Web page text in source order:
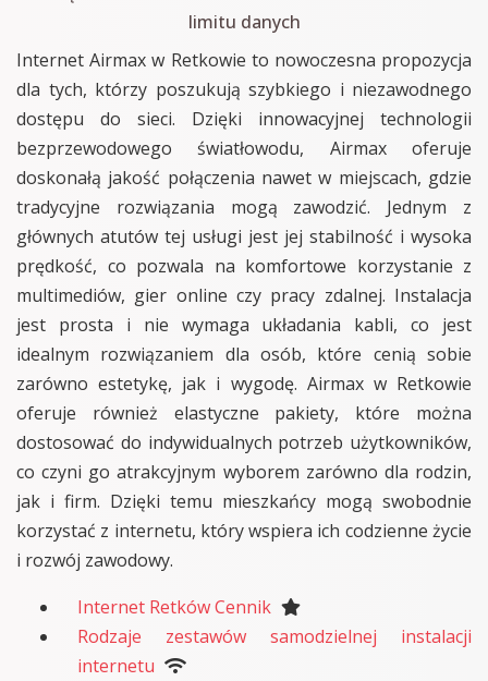
limitu danych
Internet Airmax w Retkowie to nowoczesna propozycja
dla tych, którzy poszukują szybkiego i niezawodnego
dostępu do sieci. Dzięki innowacyjnej technologii
bezprzewodowego światłowodu, Airmax oferuje
doskonałą jakość połączenia nawet w miejscach, gdzie
tradycyjne rozwiązania mogą zawodzić. Jednym z
głównych atutów tej usługi jest jej stabilność i wysoka
prędkość, co pozwala na komfortowe korzystanie z
multimediów, gier online czy pracy zdalnej. Instalacja
jest prosta i nie wymaga układania kabli, co jest
idealnym rozwiązaniem dla osób, które cenią sobie
zarówno estetykę, jak i wygodę. Airmax w Retkowie
oferuje również elastyczne pakiety, które można
dostosować do indywidualnych potrzeb użytkowników,
co czyni go atrakcyjnym wyborem zarówno dla rodzin,
jak i firm. Dzięki temu mieszkańcy mogą swobodnie
korzystać z internetu, który wspiera ich codzienne życie
i rozwój zawodowy.
Internet Retków Cennik
Rodzaje zestawów samodzielnej instalacji
internetu